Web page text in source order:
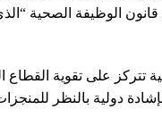
قانون الوظيفة الصحية
تتركز على تقوية القطاع
دولية بالنظر